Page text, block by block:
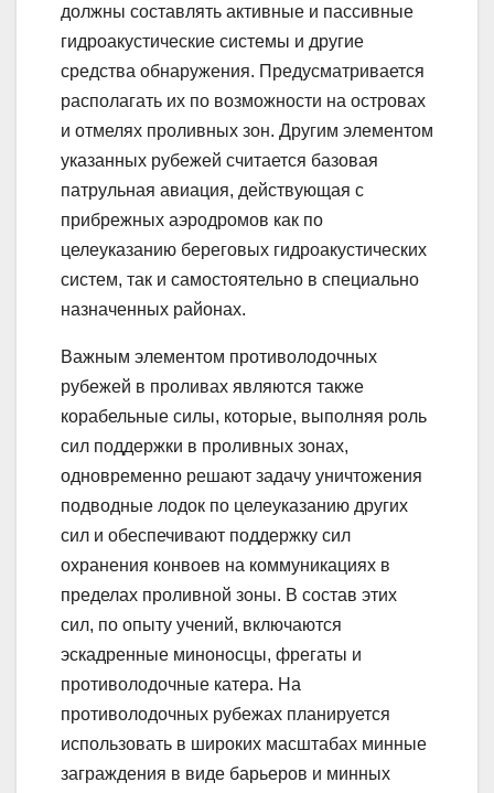
должны составлять активные и пассивные
гидроакустические системы и другие
средства обнаружения. Предусматривается
располагать их по возможности на островах
и отмелях проливных зон. Другим элементом
указанных рубежей считается базовая
патрульная авиация, действующая с
прибрежных аэродромов как по
целеуказанию береговых гидроакустических
систем, так и самостоятельно в специально
назначенных районах.
Важным элементом противолодочных
рубежей в проливах являются также
корабельные силы, которые, выполняя роль
сил поддержки в проливных зонах,
одновременно решают задачу уничтожения
подводные лодок по целеуказанию других
сил и обеспечивают поддержку сил
охранения конвоев на коммуникациях в
пределах проливной зоны. В состав этих
сил, по опыту учений, включаются
эскадренные миноносцы, фрегаты и
противолодочные катера. На
противолодочных рубежах планируется
использовать в широких масштабах минные
заграждения в виде барьеров и минных